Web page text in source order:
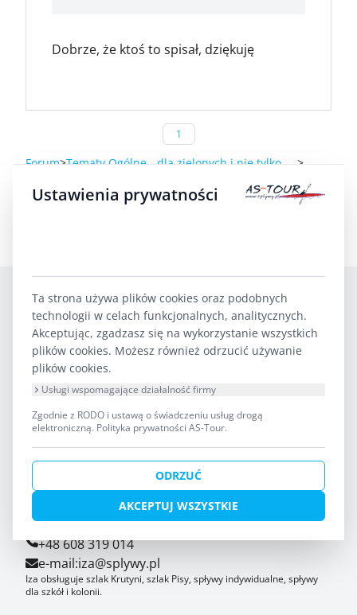
Dobrze, że ktoś to spisał, dziękuję
1
Forum Tematy Ogólne - dla zielonych i nie tylko ....
Jaki sprzęt zabrać ze sobą na spływ kajakowy?
AS-TOUR Biuro Turystyki Kajakowej
Krutyń 4 11-710 Piecki
Iza
+48 608 319 014
e-mail:iza@splywy.pl
Iza obsługuje szlak Krutyni, szlak Pisy, spływy indywidualne, spływy
dla szkół i kolonii.
Ustawienia prywatności
Ta strona używa plików cookies oraz podobnych
technologii w celach funkcjonalnych, analitycznych.
Akceptując, zgadzasz się na wykorzystanie wszystkich
plików cookies. Możesz również odrzucić używanie
plików cookies.
Usługi wspomagające działalność firmy
Zgodnie z RODO i ustawą o świadczeniu usług drogą
elektroniczną. Polityka prywatności AS-Tour.
ODRZUĆ
AKCEPTUJ WSZYSTKIE